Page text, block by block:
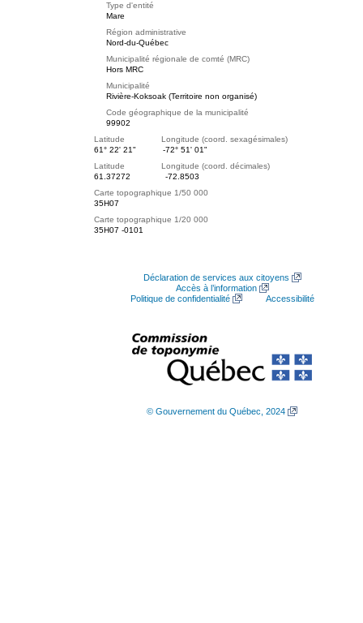
Type d'entité
Mare
Région administrative
Nord-du-Québec
Municipalité régionale de comté (MRC)
Hors MRC
Municipalité
Rivière-Koksoak (Territoire non organisé)
Code géographique de la municipalité
99902
Latitude Longitude (coord. sexagésimales)
61° 22' 21"
-72° 51' 01"
Latitude Longitude (coord. décimales)
61.37272
-72.8503
Carte topographique 1/50 000
35H07
Carte topographique 1/20 000
35H07 -0101
Déclaration de services aux citoyens
Accès à l’information
Politique de confidentialité
Accessibilité
© Gouvernement du Québec, 2024